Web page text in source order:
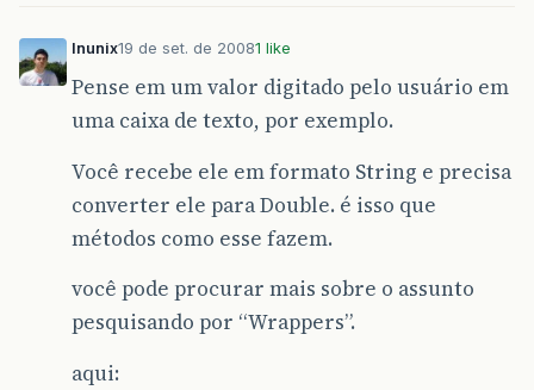
lnunix19 de set. de 20081 like
Pense em um valor digitado pelo usuário em
uma caixa de texto, por exemplo.
Você recebe ele em formato String e precisa
converter ele para Double. é isso que
métodos como esse fazem.
você pode procurar mais sobre o assunto
pesquisando por “Wrappers”.
aqui: